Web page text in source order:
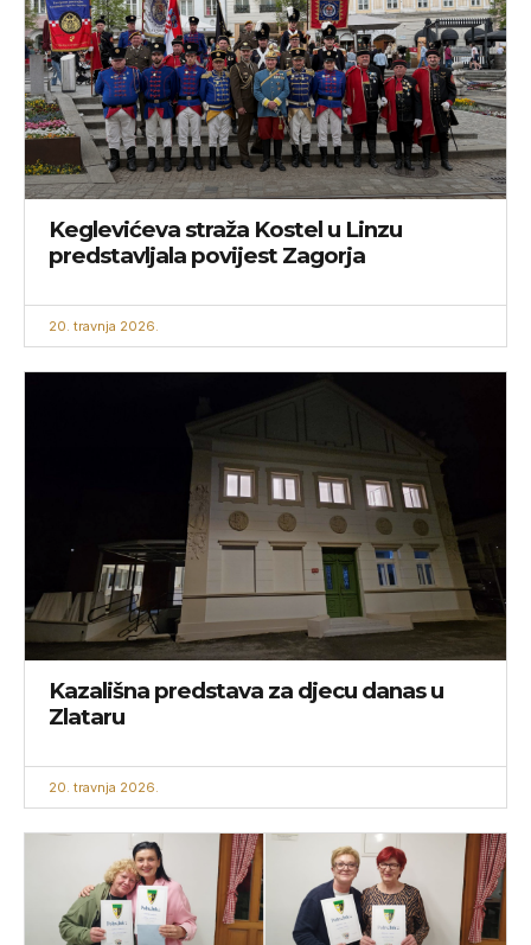
Keglevićeva straža Kostel u Linzu
predstavljala povijest Zagorja
20. travnja 2026.
Kazališna predstava za djecu danas u
Zlataru
20. travnja 2026.